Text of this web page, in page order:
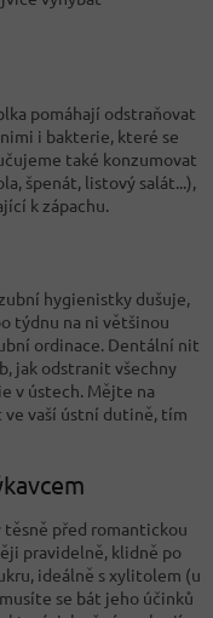
pomáhají odstraňovat
i bakterie, které se
také konzumovat
špenát, listový salát...),
k zápachu.
hygienistky dušuje,
týdnu na ni většinou
ordinace. Dentální nit
jak odstranit všechny
v ústech. Mějte na
vaší ústní dutině, tím
před romantickou
pravidelně, klidně po
ideálně s xylitolem (u
se bát jeho účinků